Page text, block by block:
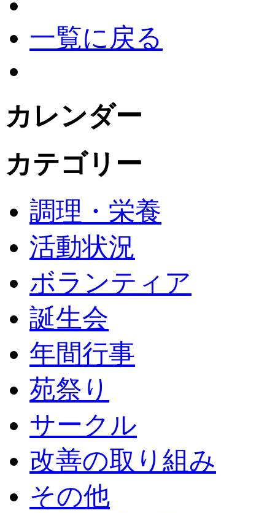
一覧に戻る
カレンダー
カテゴリー
調理・栄養
活動状況
ボランティア
誕生会
年間行事
苑祭り
サークル
改善の取り組み
その他